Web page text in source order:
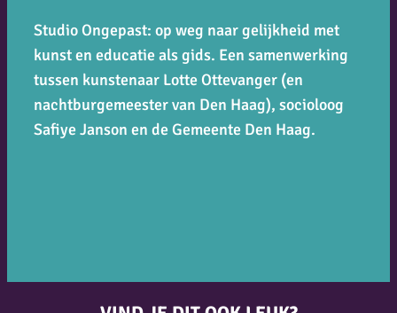
Studio Ongepast: op weg naar gelijkheid met
kunst en educatie als gids. Een samenwerking
tussen kunstenaar Lotte Ottevanger (en
nachtburgemeester van Den Haag), socioloog
Safiye Janson en de Gemeente Den Haag.